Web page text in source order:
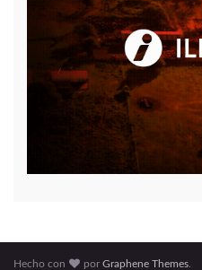
Hecho con porGraphene Themes